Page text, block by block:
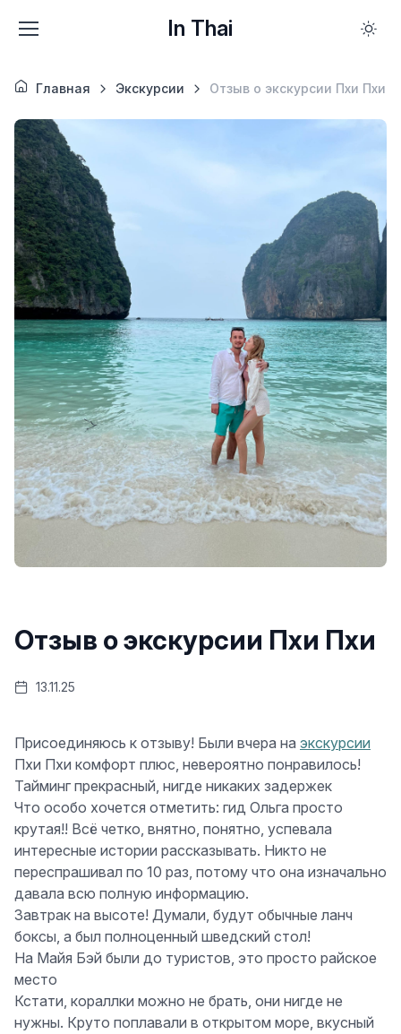
In Thai
Главная Экскурсии Отзыв о экскурсии Пхи Пхи
Отзыв о экскурсии Пхи Пхи
13.11.25
Присоединяюсь к отзыву! Были вчера на экскурсии
Пхи Пхи комфорт плюс, невероятно понравилось!
Тайминг прекрасный, нигде никаких задержек
Что особо хочется отметить: гид Ольга просто
крутая!! Всё четко, внятно, понятно, успевала
интересные истории рассказывать. Никто не
переспрашивал по 10 раз, потому что она изначально
давала всю полную информацию.
Завтрак на высоте! Думали, будут обычные ланч
боксы, а был полноценный шведский стол!
На Майя Бэй были до туристов, это просто райское
место
Кстати, кораллки можно не брать, они нигде не
нужны. Круто поплавали в открытом море, вкусный